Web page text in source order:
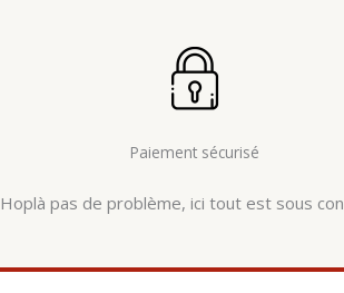
Paiement sécurisé
Hoplà pas de problème, ici tout est sous